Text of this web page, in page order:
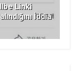
Linki
İddia